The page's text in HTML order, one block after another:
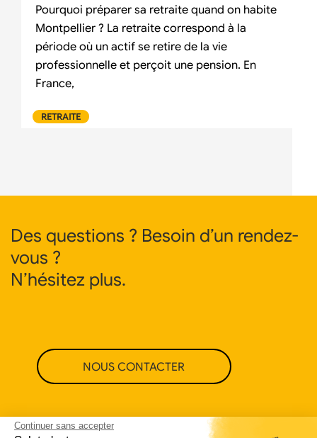
Continuer sans accepter
Pourquoi préparer sa retraite quand on habite
Montpellier ? La retraite correspond à la
période où un actif se retire de la vie
professionnelle et perçoit une pension. En
France,
RETRAITE
Des questions ? Besoin d’un rendez-
vous ?
N’hésitez plus.
NOUS CONTACTER